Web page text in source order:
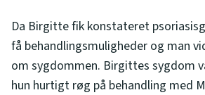
Da Birgitte fik konstateret
få behandlingsmuligheder og man
om sygdommen. Birgittes sygdom
hun hurtigt røg på behandling med